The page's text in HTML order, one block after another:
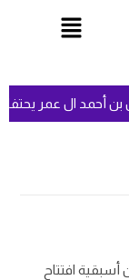
بن أحمد ال عمر
افتتاح